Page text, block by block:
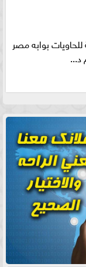
بوابه مصر
د...